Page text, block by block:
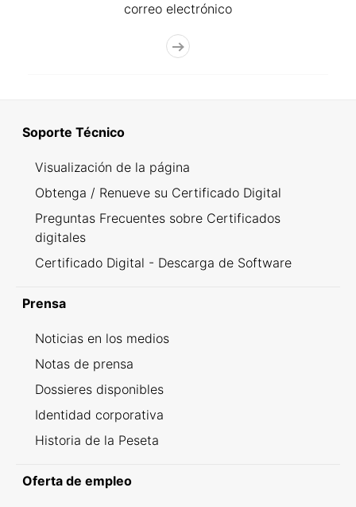
correo electrónico
Soporte Técnico
Visualización de la página
Obtenga / Renueve su Certificado Digital
Preguntas Frecuentes sobre Certificados
digitales
Certificado Digital - Descarga de Software
Prensa
Noticias en los medios
Notas de prensa
Dossieres disponibles
Identidad corporativa
Historia de la Peseta
Oferta de empleo